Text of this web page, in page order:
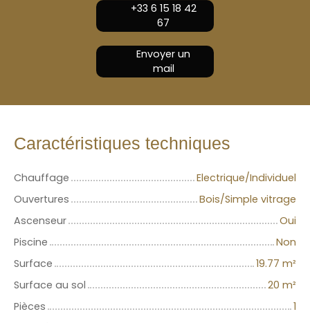
+33 6 15 18 42
67
Envoyer un
mail
Caractéristiques techniques
Chauffage
Electrique/Individuel
Ouvertures
Bois/Simple vitrage
Ascenseur
Oui
Piscine
Non
Surface
19.77 m²
Surface au sol
20 m²
Pièces
1